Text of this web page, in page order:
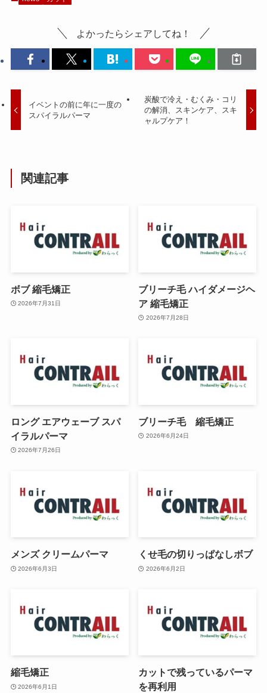
よかったらシェアしてね！
イベントの前に年に一度の
スパイラルパーマ
炭酸で冷え・むくみ・コリ
の解消、スキンケア、スキ
ャルプケア！
関連記事
ボブ 縮毛矯正
2026年7月31日
ブリーチ毛 ハイダメージヘ
ア 縮毛矯正
2026年7月28日
ロング エアウェーブ スパ
イラルパーマ
2026年7月26日
ブリーチ毛 縮毛矯正
2026年6月24日
メンズ クリームパーマ
2026年6月3日
くせ毛の切りっぱなしボブ
2026年6月2日
縮毛矯正
2026年6月1日
カットで残っているパーマ
を再利用